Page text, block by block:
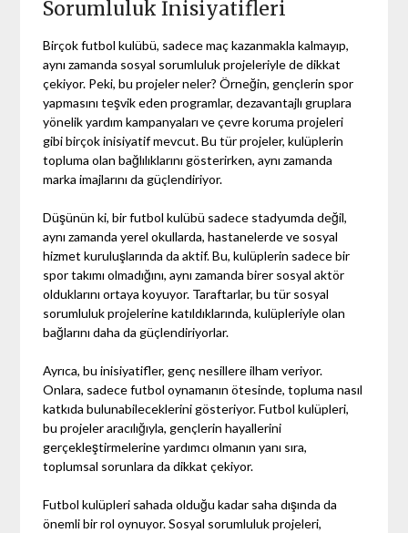
Sorumluluk İnisiyatifleri
Birçok futbol kulübü, sadece maç kazanmakla kalmayıp,
aynı zamanda sosyal sorumluluk projeleriyle de dikkat
çekiyor. Peki, bu projeler neler? Örneğin, gençlerin spor
yapmasını teşvik eden programlar, dezavantajlı gruplara
yönelik yardım kampanyaları ve çevre koruma projeleri
gibi birçok inisiyatif mevcut. Bu tür projeler, kulüplerin
topluma olan bağlılıklarını gösterirken, aynı zamanda
marka imajlarını da güçlendiriyor.
Düşünün ki, bir futbol kulübü sadece stadyumda değil,
aynı zamanda yerel okullarda, hastanelerde ve sosyal
hizmet kuruluşlarında da aktif. Bu, kulüplerin sadece bir
spor takımı olmadığını, aynı zamanda birer sosyal aktör
olduklarını ortaya koyuyor. Taraftarlar, bu tür sosyal
sorumluluk projelerine katıldıklarında, kulüpleriyle olan
bağlarını daha da güçlendiriyorlar.
Ayrıca, bu inisiyatifler, genç nesillere ilham veriyor.
Onlara, sadece futbol oynamanın ötesinde, topluma nasıl
katkıda bulunabileceklerini gösteriyor. Futbol kulüpleri,
bu projeler aracılığıyla, gençlerin hayallerini
gerçekleştirmelerine yardımcı olmanın yanı sıra,
toplumsal sorunlara da dikkat çekiyor.
Futbol kulüpleri sahada olduğu kadar saha dışında da
önemli bir rol oynuyor. Sosyal sorumluluk projeleri,